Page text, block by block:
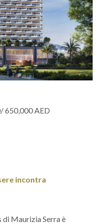
650,000 AED
incontra
di Maurizia Serra è